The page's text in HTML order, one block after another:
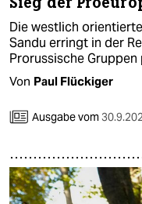
abo
genossenschaft
Die westlich
Sandu erringt in der
Prorussische
Von Paul Flückiger
Ausgabe vom